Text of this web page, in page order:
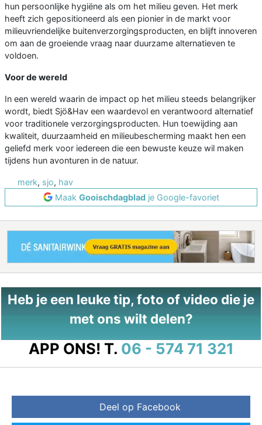
hun persoonlijke hygiëne als om het milieu geven. Het merk
heeft zich gepositioneerd als een pionier in de markt voor
milieuvriendelijke buitenverzorgingsproducten, en blijft innoveren
om aan de groeiende vraag naar duurzame alternatieven te
voldoen.
Voor de wereld
In een wereld waarin de impact op het milieu steeds belangrijker
wordt, biedt Sjö&Hav een waardevol en verantwoord alternatief
voor traditionele verzorgingsproducten. Hun toewijding aan
kwaliteit, duurzaamheid en milieubescherming maakt hen een
geliefd merk voor iedereen die een bewuste keuze wil maken
tijdens hun avonturen in de natuur.
merk, sjo, hav
Maak Gooischdagbladje Google-favoriet
Heb je een leuke tip, foto of video die je
met ons wilt delen?
APP ONS! T. 06 - 574 71 321
Deel op Facebook